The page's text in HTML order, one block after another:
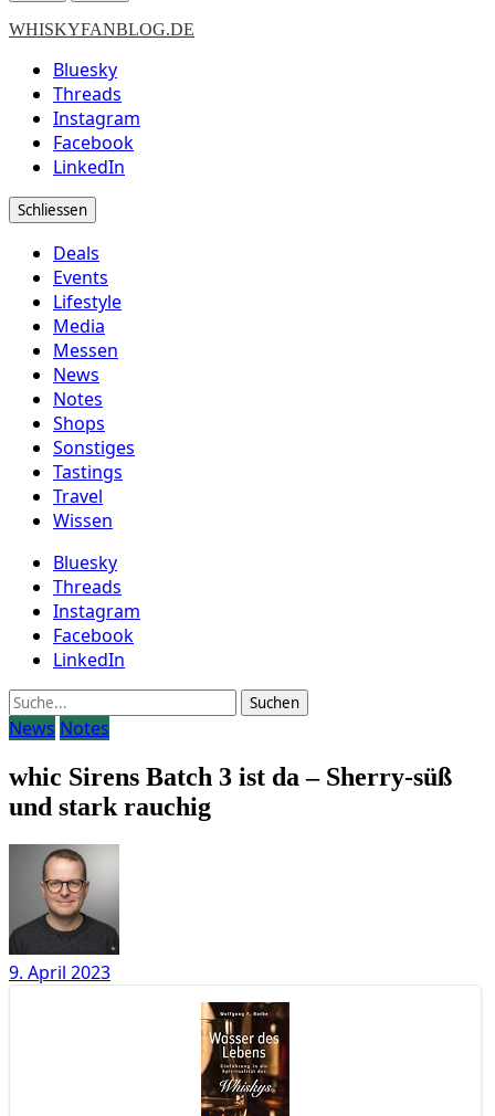
WHISKYFANBLOG.DE
Bluesky
Threads
Instagram
Facebook
LinkedIn
Schliessen
Deals
Events
Lifestyle
Media
Messen
News
Notes
Shops
Sonstiges
Tastings
Travel
Wissen
Bluesky
Threads
Instagram
Facebook
LinkedIn
Suche
News Notes
whic Sirens Batch 3 ist da – Sherry-süß
und stark rauchig
9. April 2023